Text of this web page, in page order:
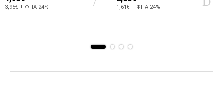
3,95€ + ΦΠΑ 24% 1,61€ + ΦΠΑ 24%